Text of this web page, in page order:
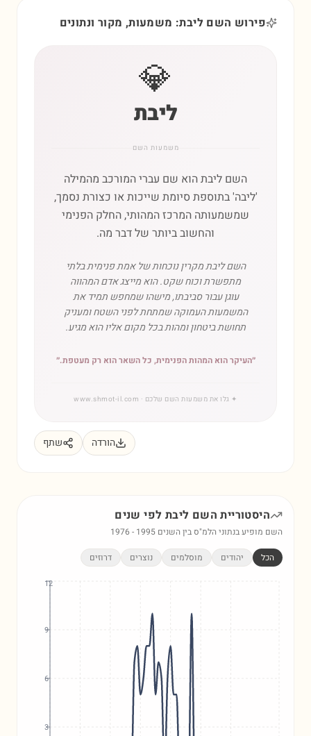
פירוש השם ליבת: משמעות, מקור ונתונים
💎
ליבת
משמעות השם
השם ליבת הוא שם עברי המורכב מהמילה
'ליבה' בתוספת סיומת שייכות או כצורת נסמך,
שמשמעותה המרכז המהותי, החלק הפנימי
והחשוב ביותר של דבר מה.
השם ליבת מקרין נוכחות של אמת פנימית בלתי
מתפשרת וכוח שקט. הוא מייצג אדם המהווה
עוגן עבור סביבתו, מישהו שמחפש תמיד את
המשמעות העמוקה שמתחת לפני השטח ומעניק
תחושת ביטחון ומהות בכל מקום אליו הוא מגיע.
״העיקר הוא המהות הפנימית, כל השאר הוא רק מעטפת.״
✦ גלו את משמעות השם שלכם · www.shmot-il.com
הורדה שתף
היסטוריית השם ליבת לפי שנים
השם מופיע בנתוני הלמ"ס בין השנים 1976 - 1995
הכל יהודים מוסלמים נוצרים דרוזים
3
6
9
12